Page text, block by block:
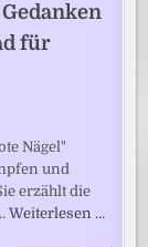
für
Nägel"
und
erzählt die
Weiterlesen …